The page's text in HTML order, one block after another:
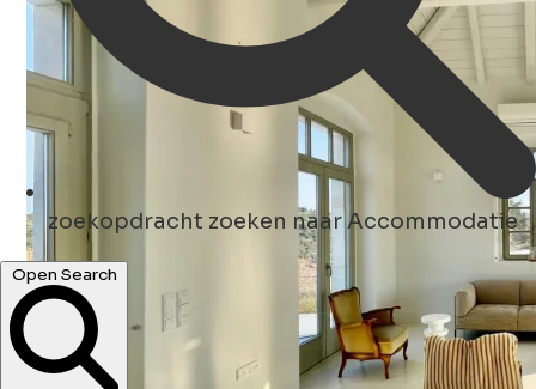
zoekopdracht zoeken naar Accommodatie
Open Search